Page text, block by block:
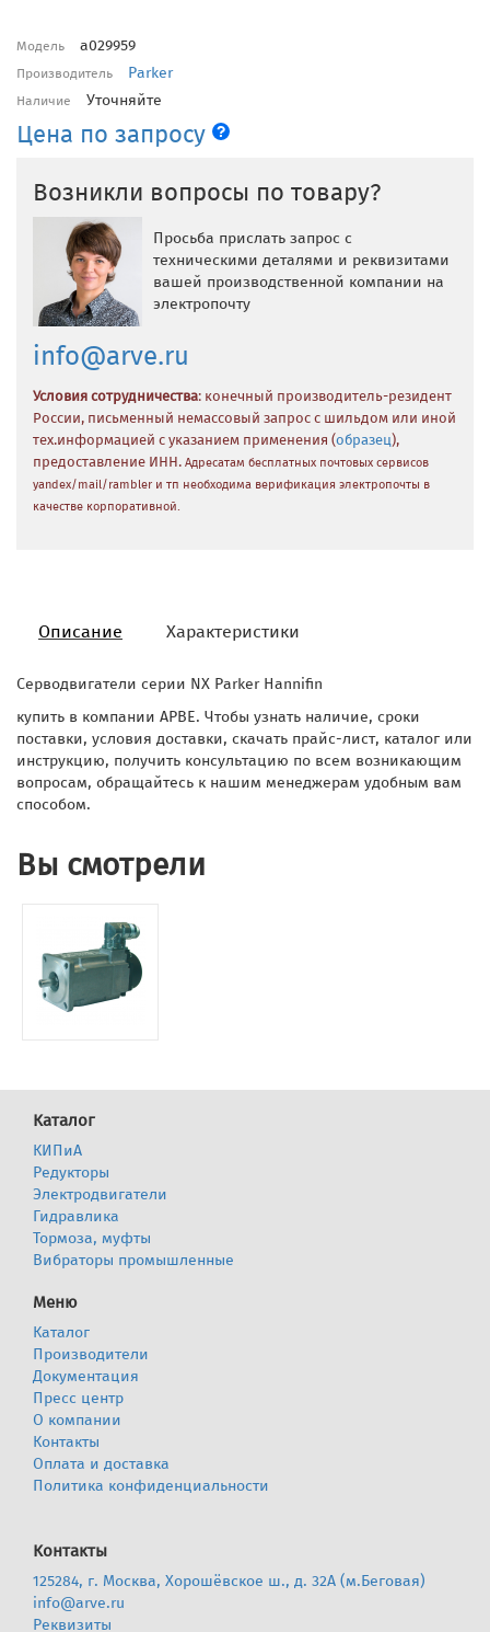
Модель a029959
Производитель Parker
Наличие Уточняйте
Цена по запросу
Возникли вопросы по товару?
Просьба прислать запрос с
техническими деталями и реквизитами
вашей производственной компании на
электропочту
info@arve.ru
Условия сотрудничества: конечный производитель-резидент
России, письменный немассовый запрос с шильдом или иной
тех.информацией с указанием применения (образец),
предоставление ИНН. Адресатам бесплатных почтовых сервисов
yandex/mail/rambler и тп необходима верификация электропочты в
качестве корпоративной.
Описание Характеристики
Серводвигатели серии NX Parker Hannifin
купить в компании АРВЕ. Чтобы узнать наличие, сроки
поставки, условия доставки, скачать прайс-лист, каталог или
инструкцию, получить консультацию по всем возникающим
вопросам, обращайтесь к нашим менеджерам удобным вам
способом.
Вы смотрели
Каталог
КИПиА
Редукторы
Электродвигатели
Гидравлика
Тормоза, муфты
Вибраторы промышленные
Меню
Каталог
Производители
Документация
Пресс центр
О компании
Контакты
Оплата и доставка
Политика конфиденциальности
Контакты
125284, г. Москва, Хорошёвское ш., д. 32А (м.Беговая)
info@arve.ru
Реквизиты